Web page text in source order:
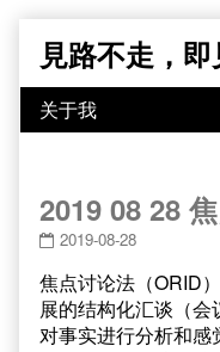
content
見路不走，
2019 08 28
2019-08-28
焦点讨论法（ORID
展的结构化汇谈（
对事实进行分析和感